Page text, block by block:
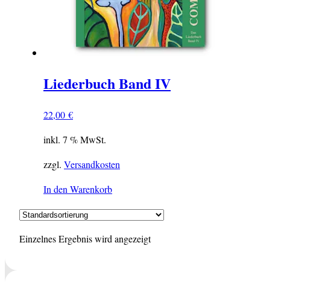
Liederbuch Band IV
22,00 €
inkl. 7 % MwSt.
zzgl. Versandkosten
In den Warenkorb
Einzelnes Ergebnis wird angezeigt